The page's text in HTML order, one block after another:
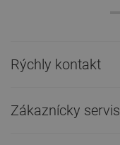
Rýchly kontakt
Zákaznícky servis